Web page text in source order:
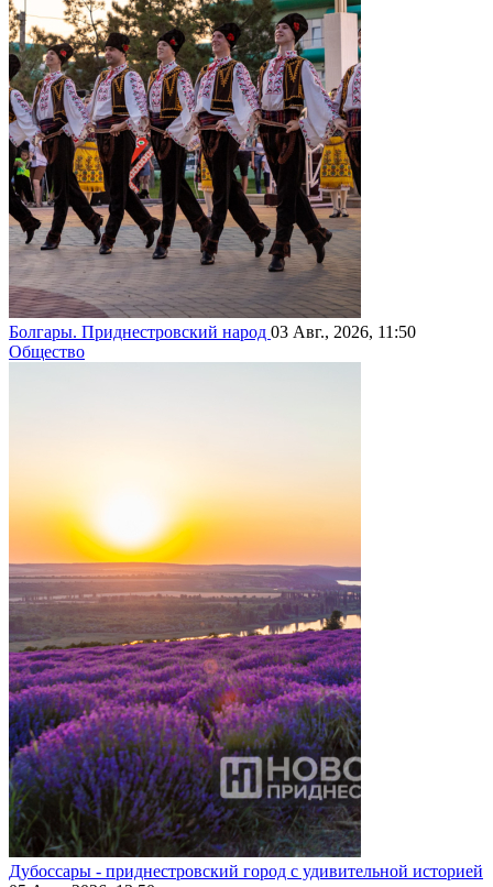
Болгары. Приднестровский народ 03 Авг., 2026, 11:50
Общество
Дубоссары - приднестровский город с удивительной историей